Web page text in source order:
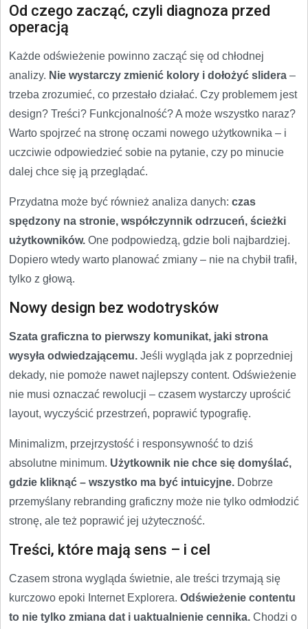
Od czego zacząć, czyli diagnoza przed
operacją
Każde odświeżenie powinno zacząć się od chłodnej
analizy. Nie wystarczy zmienić kolory i dołożyć slidera –
trzeba zrozumieć, co przestało działać. Czy problemem jest
design? Treści? Funkcjonalność? A może wszystko naraz?
Warto spojrzeć na stronę oczami nowego użytkownika – i
uczciwie odpowiedzieć sobie na pytanie, czy po minucie
dalej chce się ją przeglądać.
Przydatna może być również analiza danych: czas
spędzony na stronie, współczynnik odrzuceń, ścieżki
użytkowników. One podpowiedzą, gdzie boli najbardziej.
Dopiero wtedy warto planować zmiany – nie na chybił trafił,
tylko z głową.
Nowy design bez wodotrysków
Szata graficzna to pierwszy komunikat, jaki strona
wysyła odwiedzającemu. Jeśli wygląda jak z poprzedniej
dekady, nie pomoże nawet najlepszy content. Odświeżenie
nie musi oznaczać rewolucji – czasem wystarczy uprościć
layout, wyczyścić przestrzeń, poprawić typografię.
Minimalizm, przejrzystość i responsywność to dziś
absolutne minimum. Użytkownik nie chce się domyślać,
gdzie kliknąć – wszystko ma być intuicyjne. Dobrze
przemyślany rebranding graficzny może nie tylko odmłodzić
stronę, ale też poprawić jej użyteczność.
Treści, które mają sens – i cel
Czasem strona wygląda świetnie, ale treści trzymają się
kurczowo epoki Internet Explorera. Odświeżenie contentu
to nie tylko zmiana dat i uaktualnienie cennika. Chodzi o